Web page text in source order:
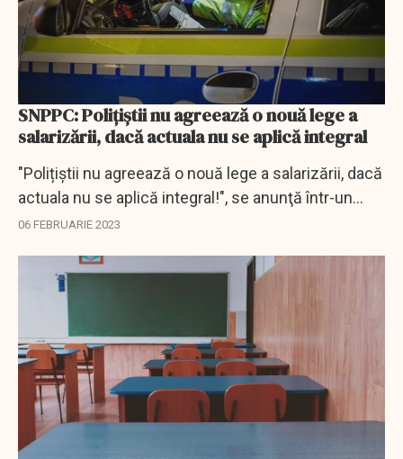
SNPPC: Polițiștii nu agreează o nouă lege a
salarizării, dacă actuala nu se aplică integral
"Polițiștii nu agreează o nouă lege a salarizării, dacă
actuala nu se aplică integral!", se anunţă într-un
comunicat al SNPPC.
06 FEBRUARIE 2023